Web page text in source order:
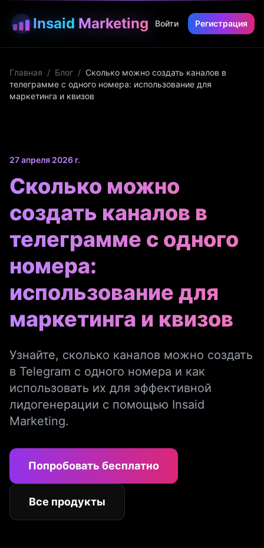
Insaid Marketing Войти Регистрация
Главная / Блог / Сколько можно создать каналов в
телеграмме с одного номера: использование для
маркетинга и квизов
27 апреля 2026 г.
Сколько можно
создать каналов в
телеграмме с одного
номера:
использование для
маркетинга и квизов
Узнайте, сколько каналов можно создать
в Telegram с одного номера и как
использовать их для эффективной
лидогенерации с помощью Insaid
Marketing.
Попробовать бесплатно
Все продукты